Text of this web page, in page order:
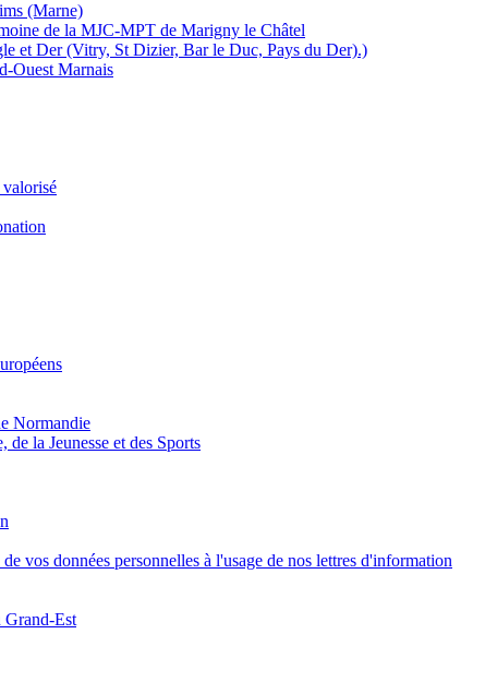
(Marne)
de la MJC-MPT de Marigny le Châtel
et Der (Vitry, St Dizier, Bar le Duc, Pays du Der).)
Ouest Marnais
Normandie
la Jeunesse et des Sports
vos données personnelles à l'usage de nos lettres d'information
Grand-Est